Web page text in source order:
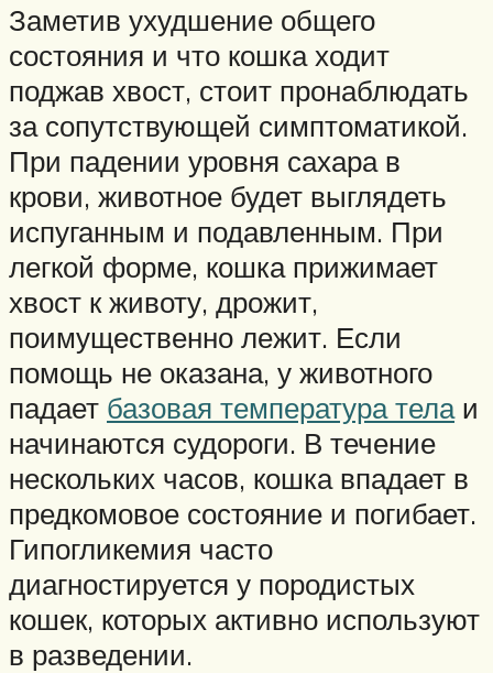
Заметив ухудшение общего
состояния и что кошка ходит
поджав хвост, стоит пронаблюдать
за сопутствующей симптоматикой.
При падении уровня сахара в
крови, животное будет выглядеть
испуганным и подавленным. При
легкой форме, кошка прижимает
хвост к животу, дрожит,
поимущественно лежит. Если
помощь не оказана, у животного
падает базовая температура телаи
начинаются судороги. В течение
нескольких часов, кошка впадает в
предкомовое состояние и погибает.
Гипогликемия часто
диагностируется у породистых
кошек, которых активно используют
в разведении.